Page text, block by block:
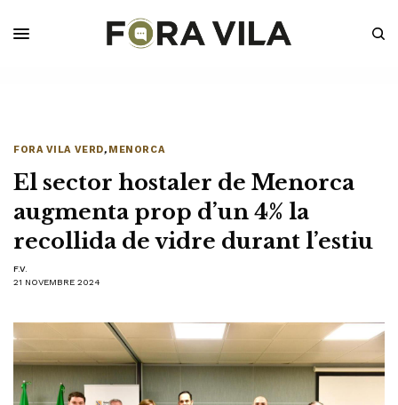
FORA VILA VERD, MENORCA
El sector hostaler de Menorca
augmenta prop d’un 4% la
recollida de vidre durant l’estiu
F.V.
21 NOVEMBRE 2024